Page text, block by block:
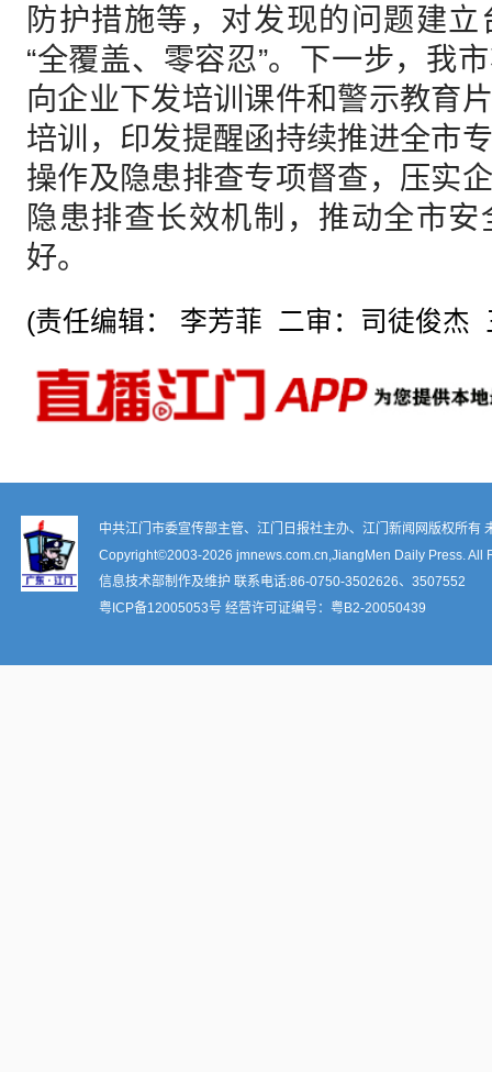
防护措施等，对发现的问题建
“全覆盖、零容忍”。下一步，我
向企业下发培训课件和警示教育
培训，印发提醒函持续推进全市
操作及隐患排查专项督查，压实
隐患排查长效机制，推动全市
好。
(责任编辑： 李芳菲 二审：司徒俊杰
中共江门市委宣传部主管、江门日报社主办、江门新闻网版权所有
Copyright©2003-2026 jmnews.com.cn,JiangMen Daily Press. All
信息技术部制作及维护 联系电话:86-0750-3502626、3507552
粤ICP备12005053号 经营许可证编号： 粤B2-20050439